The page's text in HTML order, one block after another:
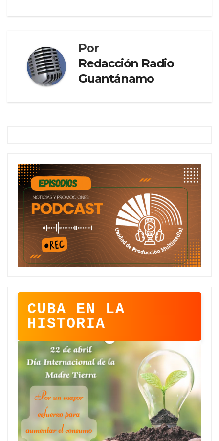
Por
Redacción Radio
Guantánamo
CUBA EN LA
HISTORIA